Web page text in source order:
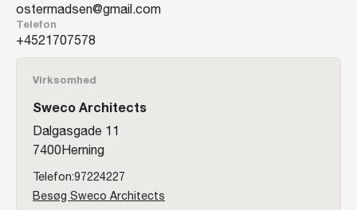
ostermadsen@gmail.com
Telefon
21707578
Virksomhed
Sweco Architects
Dalgasgade 11
7400Herning
97224227
Besøg Sweco Architects